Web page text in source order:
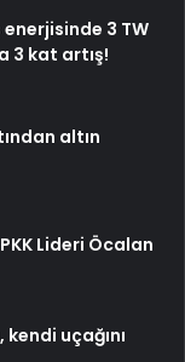
3 TW
3 kat artış!
altın
Lideri Öcalan
kendi uçağını